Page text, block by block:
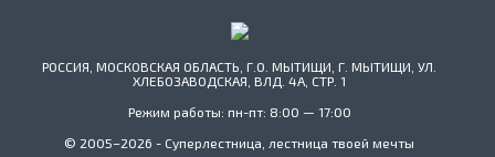
РОССИЯ, МОСКОВСКАЯ ОБЛАСТЬ, Г.О. МЫТИЩИ, Г. МЫТИЩИ, УЛ.
ХЛЕБОЗАВОДСКАЯ, ВЛД. 4А, СТР. 1
Режим работы: пн-пт: 8:00 — 17:00
© 2005–2026 - Суперлестница, лестница твоей мечты